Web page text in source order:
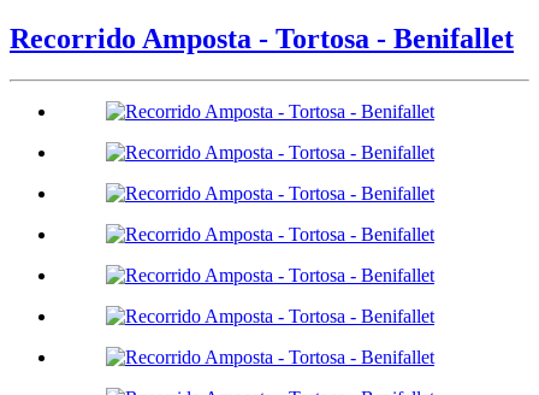
Recorrido Amposta - Tortosa - Benifallet